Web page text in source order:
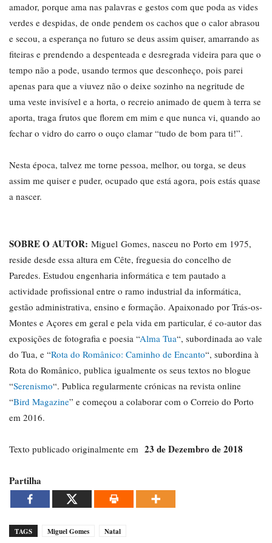
amador, porque ama nas palavras e gestos com que poda as vides
verdes e despidas, de onde pendem os cachos que o calor abrasou
e secou, a esperança no futuro se deus assim quiser, amarrando as
fiteiras e prendendo a despenteada e desregrada videira para que o
tempo não a pode, usando termos que desconheço, pois parei
apenas para que a viuvez não o deixe sozinho na negritude de
uma veste invisível e a horta, o recreio animado de quem à terra se
aporta, traga frutos que florem em mim e que nunca vi, quando ao
fechar o vidro do carro o ouço clamar “tudo de bom para ti!”.
Nesta época, talvez me torne pessoa, melhor, ou torga, se deus
assim me quiser e puder, ocupado que está agora, pois estás quase
a nascer.
SOBRE O AUTOR: Miguel Gomes, nasceu no Porto em 1975,
reside desde essa altura em Cête, freguesia do concelho de
Paredes. Estudou engenharia informática e tem pautado a
actividade profissional entre o ramo industrial da informática,
gestão administrativa, ensino e formação. Apaixonado por Trás-os-
Montes e Açores em geral e pela vida em particular, é co-autor das
exposições de fotografia e poesia “Alma Tua“, subordinada ao vale
do Tua, e “Rota do Românico: Caminho de Encanto“, subordina à
Rota do Românico, publica igualmente os seus textos no blogue
“Serenismo“. Publica regularmente crónicas na revista online
“Bird Magazine” e começou a colaborar com o Correio do Porto
em 2016.
Texto publicado originalmente em 23 de Dezembro de 2018
Partilha
TAGS Miguel Gomes Natal